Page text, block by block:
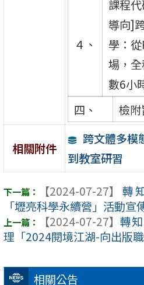
相關公告
４、
課程
導向]
學：
場，
數6小
四、
檢附
相關附件
跨文體多模
到教室研習
【2024-07-27】
轉
「壢亮科學永續營」活動宣
【2024-07-27】 轉
理「2024閱境江湖-向出版